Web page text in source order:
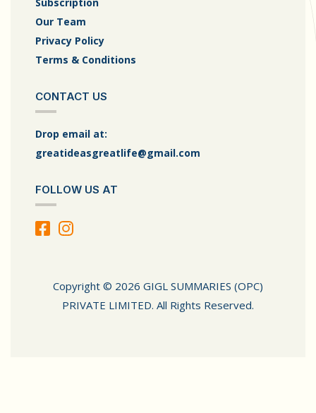
Our Team
Privacy Policy
Terms & Conditions
CONTACT US
Drop email at:
greatideasgreatlife@gmail.com
FOLLOW US AT
Copyright © 2026 GIGL SUMMARIES (OPC)
PRIVATE LIMITED. All Rights Reserved.